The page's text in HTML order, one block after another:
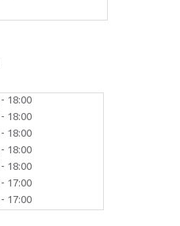
18:00
18:00
18:00
18:00
18:00
17:00
17:00